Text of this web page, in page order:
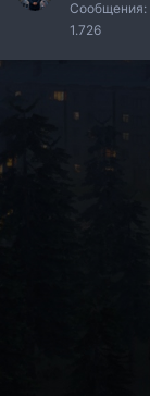
Сообщения
1.726